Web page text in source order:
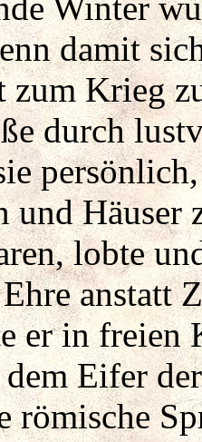
damit
zum Krieg
durch
und
lobte
anstatt
er in freien
Eifer
römische